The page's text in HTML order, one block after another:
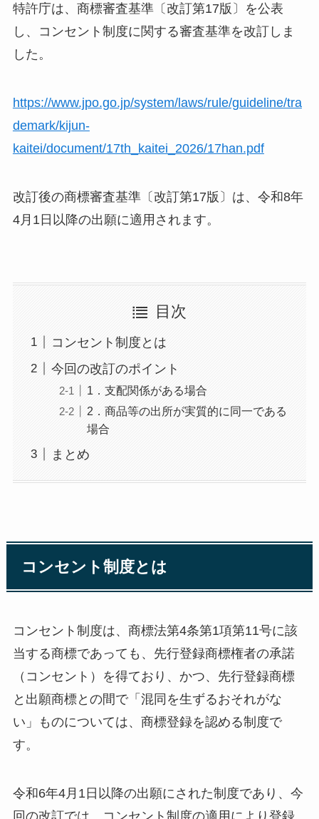
特許庁は、商標審査基準〔改訂第17版〕を公表
し、コンセント制度に関する審査基準を改訂しま
した。
https://www.jpo.go.jp/system/laws/rule/guideline/tra
demark/kijun-
kaitei/document/17th_kaitei_2026/17han.pdf
改訂後の商標審査基準〔改訂第17版〕は、令和8年
4月1日以降の出願に適用されます。
目次
コンセント制度とは
今回の改訂のポイント
1．支配関係がある場合
2．商品等の出所が実質的に同一である
場合
まとめ
コンセント制度とは
コンセント制度は、商標法第4条第1項第11号に該
当する商標であっても、先行登録商標権者の承諾
（コンセント）を得ており、かつ、先行登録商標
と出願商標との間で「混同を生ずるおそれがな
い」ものについては、商標登録を認める制度で
す。
令和6年4月1日以降の出願にされた制度であり、今